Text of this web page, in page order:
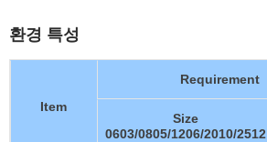
환경 특성
Item
Requirement
Size
0603/0805/1206/2010/2512